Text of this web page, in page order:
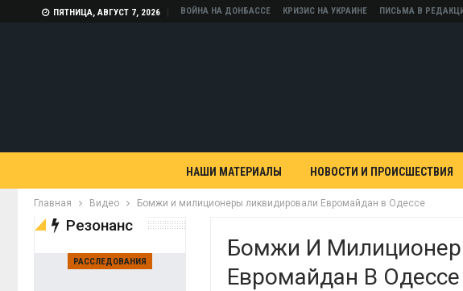
ПЯТНИЦА, АВГУСТ 7, 2026 ВОЙНА НА ДОНБАССЕ КРИЗИС НА УКРАИНЕ ПИСЬМА В
НАШИ МАТЕРИАЛЫ НОВОСТИ И ПРОИСШЕСТВИЯ
Главная Видео Бомжи и милиционеры ликвидировали Евромайдан в Одессе
Бомжи И
Евромайдан В Одессе
Резонанс
РАССЛЕДОВАНИЯ